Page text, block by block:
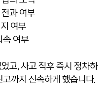
과 여부
여부
속 여부
고, 사고 직후 즉시 정차하
까지 신속하게 했습니다.